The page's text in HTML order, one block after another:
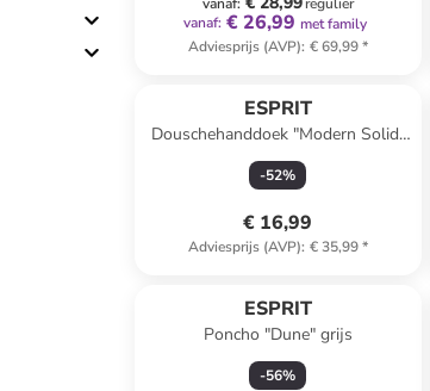
vanaf: € 26,99 met family
Adviesprijs (AVP): € 69,99*
ESPRIT
Douschehanddoek "Modern Solid"
antraciet
-52%
€ 16,99
Adviesprijs (AVP): € 35,99*
ESPRIT
Poncho "Dune" grijs
-56%